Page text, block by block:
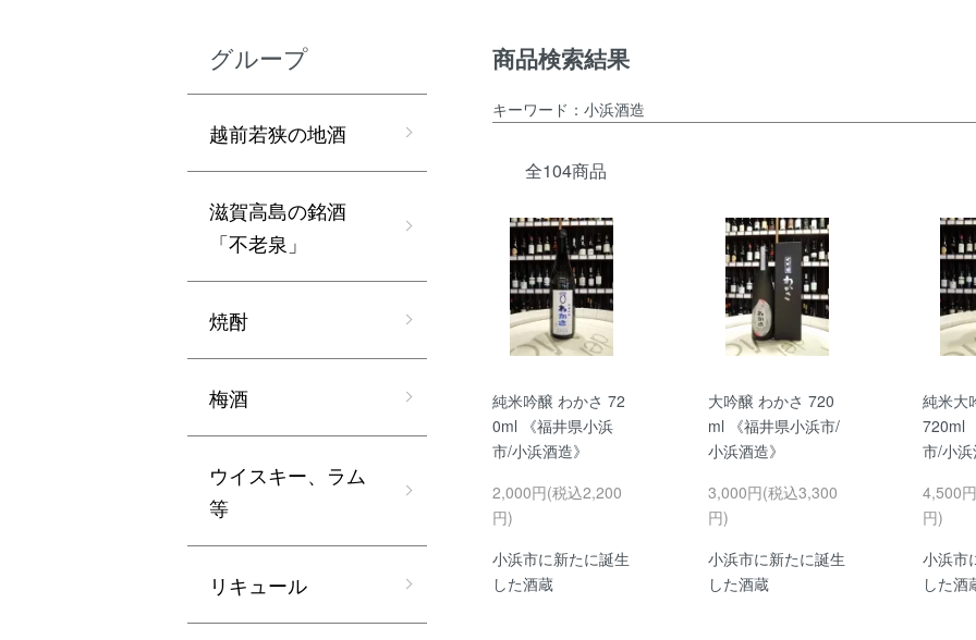
商品検索結果
キーワード：小浜酒造
全104商品
純米吟醸 わかさ 72
0ml 《福井県小浜
市/小浜酒造》
2,000円(税込2,200
円)
小浜市に新たに誕生
した酒蔵
大吟醸 わかさ 720
ml 《福井県小浜市/
小浜酒造》
3,000円(税込3,300
円)
小浜市に新たに誕生
した酒蔵
純米大
720ml
市/小
4,500
円)
小浜市
した酒
グループ
越前若狭の地酒
滋賀高島の銘酒
「不老泉」
焼酎
梅酒
ウイスキー、ラム
等
リキュール